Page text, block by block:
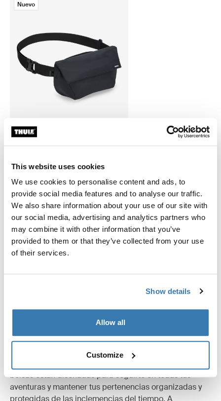
This website uses cookies
We use cookies to personalise content and ads, to
provide social media features and to analyse our traffic.
We also share information about your use of our site with
our social media, advertising and analytics partners who
may combine it with other information that you’ve
provided to them or that they’ve collected from your use
of their services.
Show details
Allow all
Customize
Nuevo
bolso bandolera 2L negro
Toggle overview
Descripción del producto
Probados al límite
En el Thule Test Center™ de Hillerstorp, Suecia, los
bolsas están diseñadas para seguirte en todas tus
aventuras y mantener tus pertenencias organizadas y